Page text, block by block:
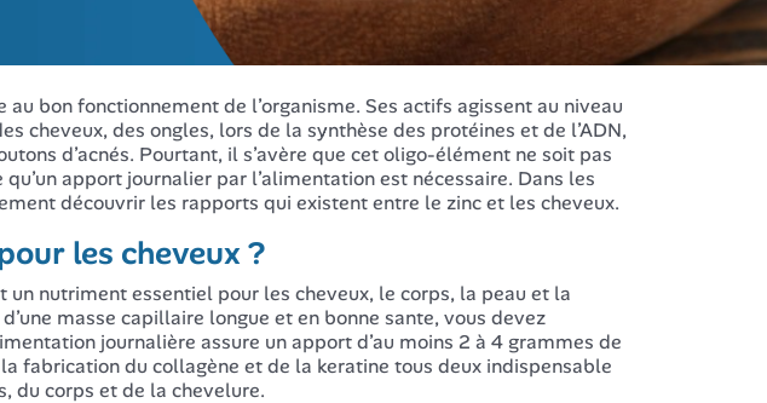
bon fonctionnement de l’organisme. Ses actifs agissent au niveau
cheveux, des ongles, lors de la synthèse des protéines et de l’ADN,
d’acnés. Pourtant, il s’avère que cet oligo-élément ne soit pas
apport journalier par l’alimentation est nécessaire. Dans les
découvrir les rapports qui existent entre le zinc et les cheveux.
les cheveux ?
un nutriment essentiel pour les cheveux, le corps, la peau et la
masse capillaire longue et en bonne sante, vous devez
journalière assure un apport d’au moins 2 à 4 grammes de
fabrication du collagène et de la keratine tous deux indispensable
du corps et de la chevelure.